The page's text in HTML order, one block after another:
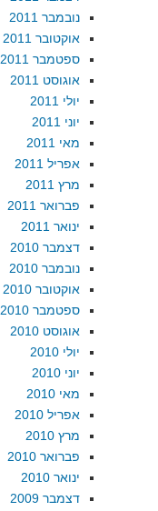
נובמבר 2011
אוקטובר 2011
ספטמבר 2011
אוגוסט 2011
יולי 2011
יוני 2011
מאי 2011
אפריל 2011
מרץ 2011
פברואר 2011
ינואר 2011
דצמבר 2010
נובמבר 2010
אוקטובר 2010
ספטמבר 2010
אוגוסט 2010
יולי 2010
יוני 2010
מאי 2010
אפריל 2010
מרץ 2010
פברואר 2010
ינואר 2010
דצמבר 2009